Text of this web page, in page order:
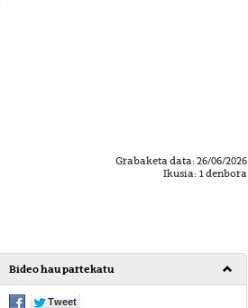
Grabaketa data: 26/06/2026
Ikusia: 1 denbora
Bideo hau partekatu